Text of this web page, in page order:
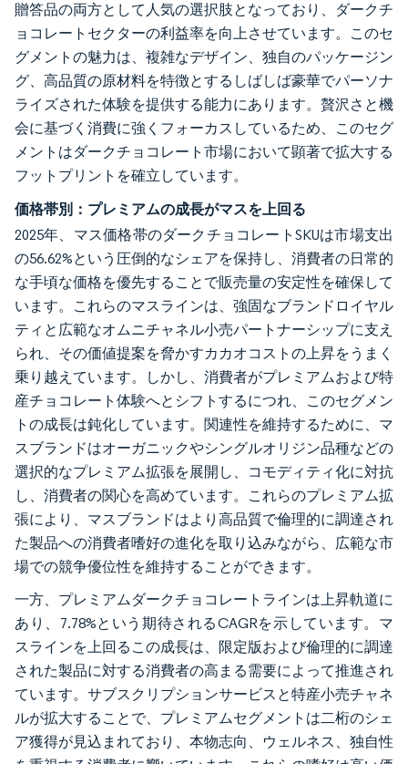
贈答品の両方として人気の選択肢となっており、ダークチ
ョコレートセクターの利益率を向上させています。このセ
グメントの魅力は、複雑なデザイン、独自のパッケージン
グ、高品質の原材料を特徴とするしばしば豪華でパーソナ
ライズされた体験を提供する能力にあります。贅沢さと機
会に基づく消費に強くフォーカスしているため、このセグ
メントはダークチョコレート市場において顕著で拡大する
フットプリントを確立しています。
価格帯別：プレミアムの成長がマスを上回る
2025年、マス価格帯のダークチョコレートSKUは市場支出
の56.62%という圧倒的なシェアを保持し、消費者の日常的
な手頃な価格を優先することで販売量の安定性を確保して
います。これらのマスラインは、強固なブランドロイヤル
ティと広範なオムニチャネル小売パートナーシップに支え
られ、その価値提案を脅かすカカオコストの上昇をうまく
乗り越えています。しかし、消費者がプレミアムおよび特
産チョコレート体験へとシフトするにつれ、このセグメン
トの成長は鈍化しています。関連性を維持するために、マ
スブランドはオーガニックやシングルオリジン品種などの
選択的なプレミアム拡張を展開し、コモディティ化に対抗
し、消費者の関心を高めています。これらのプレミアム拡
張により、マスブランドはより高品質で倫理的に調達され
た製品への消費者嗜好の進化を取り込みながら、広範な市
場での競争優位性を維持することができます。
一方、プレミアムダークチョコレートラインは上昇軌道に
あり、7.78%という期待されるCAGRを示しています。マ
スラインを上回るこの成長は、限定版および倫理的に調達
された製品に対する消費者の高まる需要によって推進され
ています。サブスクリプションサービスと特産小売チャネ
ルが拡大することで、プレミアムセグメントは二桁のシェ
ア獲得が見込まれており、本物志向、ウェルネス、独自性